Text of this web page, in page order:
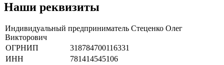
Наши реквизиты
Индивидуальный предприниматель Стеценко Олег
Викторович
ОГРНИП
318784700116331
ИНН
781414545106